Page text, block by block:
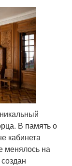
В память о
кабинета
менялось на